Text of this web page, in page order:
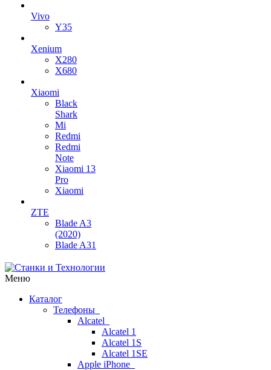
Vivo
Y35
Xenium
X280
X680
Xiaomi
Black
Shark
Mi
Redmi
Redmi
Note
Xiaomi 13
Pro
Xiaomi
ZTE
Blade A3
(2020)
Blade A31
Меню
Каталог
Телефоны
Alcatel
Alcatel 1
Alcatel 1S
Alcatel 1SE
Apple iPhone